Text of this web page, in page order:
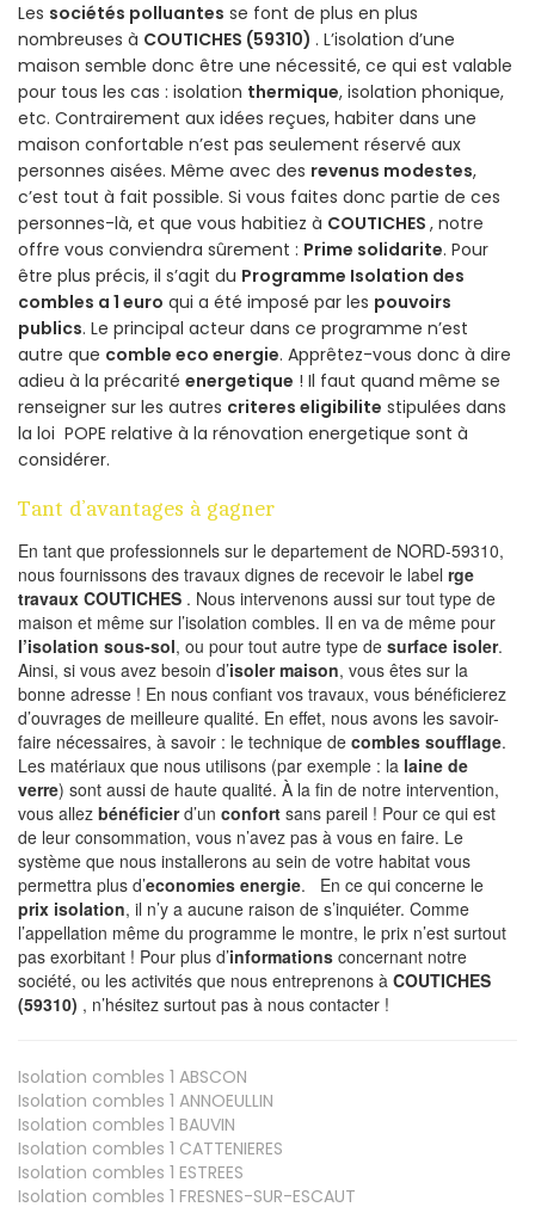
Les sociétés polluantes se font de plus en plus
nombreuses à COUTICHES (59310) . L’isolation d’une
maison semble donc être une nécessité, ce qui est valable
pour tous les cas : isolation thermique, isolation phonique,
etc. Contrairement aux idées reçues, habiter dans une
maison confortable n’est pas seulement réservé aux
personnes aisées. Même avec des revenus modestes,
c’est tout à fait possible. Si vous faites donc partie de ces
personnes-là, et que vous habitiez à COUTICHES , notre
offre vous conviendra sûrement : Prime solidarite. Pour
être plus précis, il s’agit du Programme Isolation des
combles a 1 euro qui a été imposé par les pouvoirs
publics. Le principal acteur dans ce programme n’est
autre que comble eco energie. Apprêtez-vous donc à dire
adieu à la précarité energetique ! Il faut quand même se
renseigner sur les autres criteres eligibilite stipulées dans
la loi POPE relative à la rénovation energetique sont à
considérer.
Tant d’avantages à gagner
En tant que professionnels sur le departement de NORD-59310,
nous fournissons des travaux dignes de recevoir le label rge
travaux COUTICHES . Nous intervenons aussi sur tout type de
maison et même sur l’isolation combles. Il en va de même pour
l’isolation sous-sol, ou pour tout autre type de surface isoler.
Ainsi, si vous avez besoin d’isoler maison, vous êtes sur la
bonne adresse ! En nous confiant vos travaux, vous bénéficierez
d’ouvrages de meilleure qualité. En effet, nous avons les savoir-
faire nécessaires, à savoir : le technique de combles soufflage.
Les matériaux que nous utilisons (par exemple : la laine de
verre) sont aussi de haute qualité. À la fin de notre intervention,
vous allez bénéficierd’un confort sans pareil ! Pour ce qui est
de leur consommation, vous n’avez pas à vous en faire. Le
système que nous installerons au sein de votre habitat vous
permettra plus d’economies energie. En ce qui concerne le
prix isolation, il n’y a aucune raison de s’inquiéter. Comme
l’appellation même du programme le montre, le prix n’est surtout
pas exorbitant ! Pour plus d’informations concernant notre
société, ou les activités que nous entreprenons à COUTICHES
(59310) , n’hésitez surtout pas à nous contacter !
Isolation combles 1 ABSCON
Isolation combles 1 ANNOEULLIN
Isolation combles 1 BAUVIN
Isolation combles 1 CATTENIERES
Isolation combles 1 ESTREES
Isolation combles 1 FRESNES-SUR-ESCAUT